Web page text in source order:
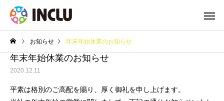
お知らせ 年末年始休業のお知らせ
年末年始休業のお知らせ
2020.12.11
平素は格別のご高配を賜り、厚く御礼を申し上げます。